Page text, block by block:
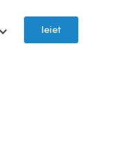
Ieiet